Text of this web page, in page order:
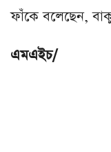
ফাঁকে বলেছেন,
এমএইচ/